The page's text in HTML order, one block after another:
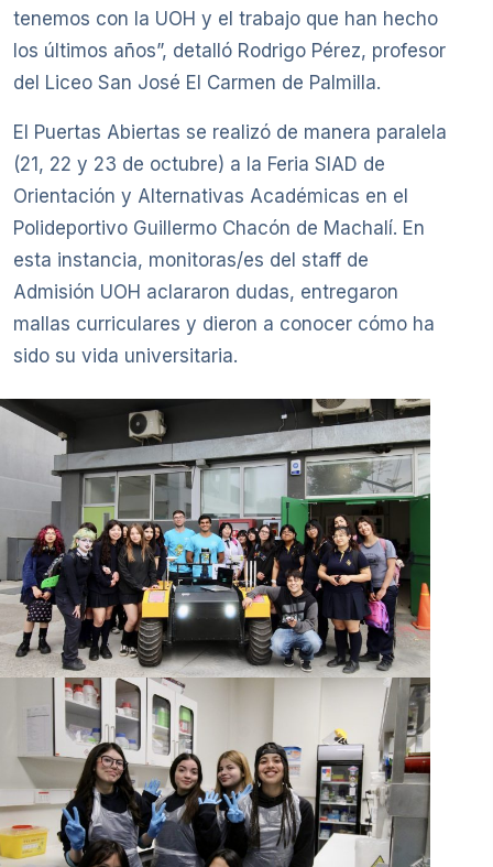
tenemos con la UOH y el trabajo que han hecho
los últimos años”, detalló Rodrigo Pérez, profesor
del Liceo San José El Carmen de Palmilla.
El Puertas Abiertas se realizó de manera paralela
(21, 22 y 23 de octubre) a la Feria SIAD de
Orientación y Alternativas Académicas en el
Polideportivo Guillermo Chacón de Machalí. En
esta instancia, monitoras/es del staff de
Admisión UOH aclararon dudas, entregaron
mallas curriculares y dieron a conocer cómo ha
sido su vida universitaria.